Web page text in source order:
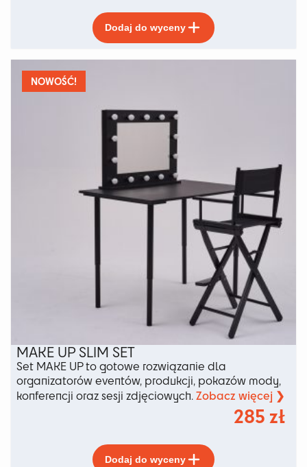
Dodaj do wyceny
produkt
ma
wiele
wybrać
produktu
NOWOŚĆ!
MAKE UP SLIM SET
Set MAKE UP to gotowe rozwiązanie dla
organizatorów eventów, produkcji, pokazów mody,
konferencji oraz sesji zdjęciowych. Zobacz więcej ❯
285 zł
Dodaj do wyceny